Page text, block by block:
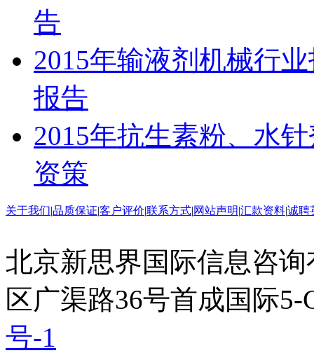
告
2015年输液剂机械行
报告
2015年抗生素粉、水
资策
关于我们|品质保证|客户评价|联系方式|网站声明|汇款资料|诚聘
北京新思界国际信息咨
区广渠路36号首成国际
号-1